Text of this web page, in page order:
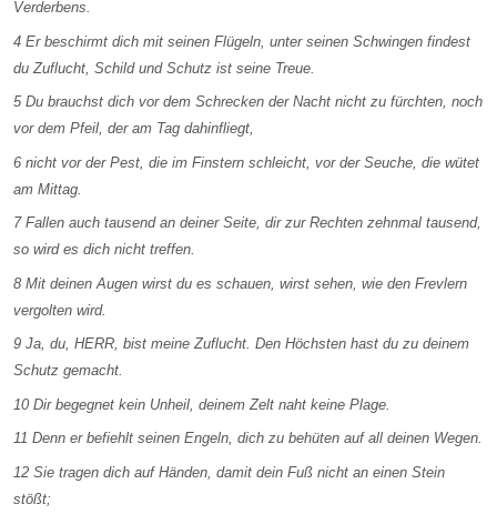
Verderbens.
4 Er beschirmt dich mit seinen Flügeln, unter seinen Schwingen findest
du Zuflucht, Schild und Schutz ist seine Treue.
5 Du brauchst dich vor dem Schrecken der Nacht nicht zu fürchten, noch
vor dem Pfeil, der am Tag dahinfliegt,
6 nicht vor der Pest, die im Finstern schleicht, vor der Seuche, die wütet
am Mittag.
7 Fallen auch tausend an deiner Seite, dir zur Rechten zehnmal tausend,
so wird es dich nicht treffen.
8 Mit deinen Augen wirst du es schauen, wirst sehen, wie den Frevlern
vergolten wird.
9 Ja, du, HERR, bist meine Zuflucht. Den Höchsten hast du zu deinem
Schutz gemacht.
10 Dir begegnet kein Unheil, deinem Zelt naht keine Plage.
11 Denn er befiehlt seinen Engeln, dich zu behüten auf all deinen Wegen.
12 Sie tragen dich auf Händen, damit dein Fuß nicht an einen Stein
stößt;